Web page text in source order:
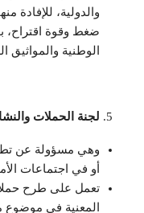
والدولية،
ضغط وقوة اقتراح،
الوطنية والمواثيق
لجنة الحملات
وهي مسؤولة عن
أو في اجتماعات
تعمل على طرح
المعنية في موضوع